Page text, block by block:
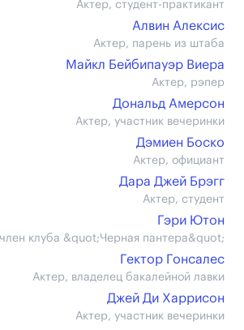
Актер, студент-практикант
Алвин Алексис
Актер, парень из штаба
Майкл Бейбипауэр Виера
Актер, рэпер
Дональд Амерсон
Актер, участник вечеринки
Дэмиен Боско
Актер, официант
Дара Джей Брэгг
Актер, студент
Гэри Ютон
клуба &quot;Черная пантера&quot;
Гектор Гонсалес
Актер, владелец бакалейной лавки
Джей Ди Харрисон
Актер, участник вечеринки